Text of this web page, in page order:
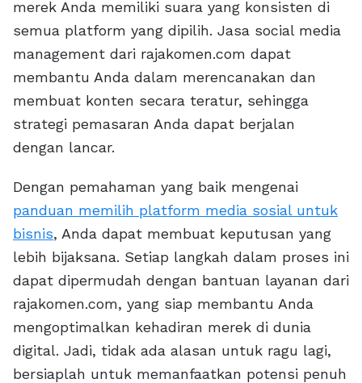
merek Anda memiliki suara yang konsisten di
semua platform yang dipilih. Jasa social media
management dari rajakomen.com dapat
membantu Anda dalam merencanakan dan
membuat konten secara teratur, sehingga
strategi pemasaran Anda dapat berjalan
dengan lancar.
Dengan pemahaman yang baik mengenai
panduan memilih platform media sosial untuk
bisnis, Anda dapat membuat keputusan yang
lebih bijaksana. Setiap langkah dalam proses ini
dapat dipermudah dengan bantuan layanan dari
rajakomen.com, yang siap membantu Anda
mengoptimalkan kehadiran merek di dunia
digital. Jadi, tidak ada alasan untuk ragu lagi,
bersiaplah untuk memanfaatkan potensi penuh